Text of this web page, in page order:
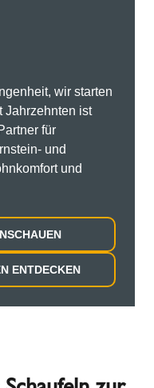
wir starten
Jahrzehnten ist
für
und
und
ENTDECKEN